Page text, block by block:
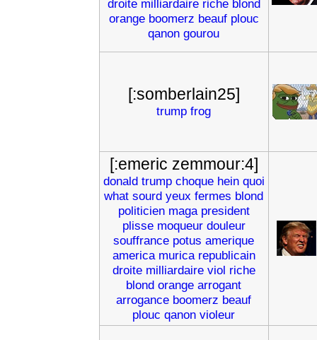
droite milliardaire riche blond
orange boomerz beauf plouc
qanon gourou
[:somberlain25]
trump frog
[:emeric zemmour:4]
donald trump choque hein quoi
what sourd yeux fermes blond
politicien maga president
plisse moqueur douleur
souffrance potus amerique
america murica republicain
droite milliardaire viol riche
blond orange arrogant
arrogance boomerz beauf
plouc qanon violeur